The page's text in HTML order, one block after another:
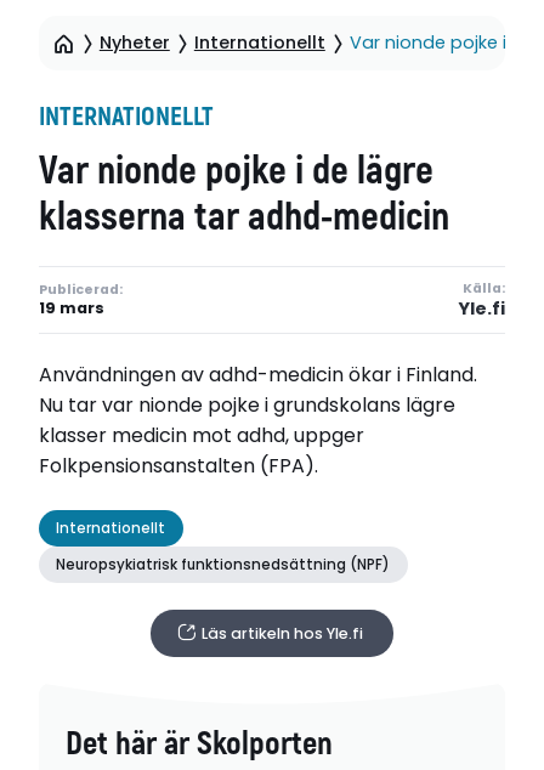
Nyheter Internationellt Var nionde pojke i
INTERNATIONELLT
Var nionde pojke i de lägre
klasserna tar adhd-medicin
Publicerad:
19 mars
Källa:
Yle.fi
Användningen av adhd-medicin ökar i Finland.
Nu tar var nionde pojke i grundskolans lägre
klasser medicin mot adhd, uppger
Folkpensionsanstalten (FPA).
Internationellt
Neuropsykiatrisk funktionsnedsättning (NPF)
Läs artikeln hos Yle.fi
Det här är Skolporten